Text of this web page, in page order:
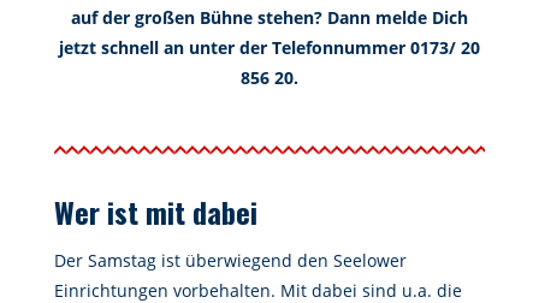
auf der großen Bühne stehen? Dann melde Dich
jetzt schnell an unter der Telefonnummer 0173/ 20
856 20.
Wer ist mit dabei
Der Samstag ist überwiegend den Seelower
Einrichtungen vorbehalten. Mit dabei sind u.a. die